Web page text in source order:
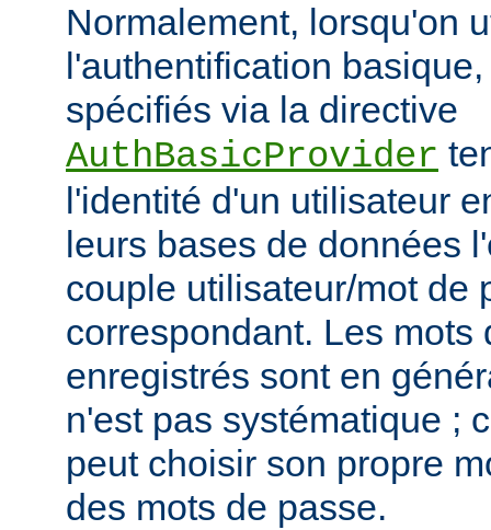
Normalement, lorsqu'on
l'authentification
spécifiés via la directive
AuthBasicProvider
l'identité d'un utilisateur
leurs bases de données
couple utilisateur/mot de
correspondant. Les mots
enregistrés sont en
n'est pas systématique ;
peut choisir son propre
des mots de passe.